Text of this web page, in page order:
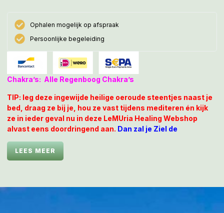
Ophalen mogelijk op afspraak
Persoonlijke begeleiding
Chakra’s: Alle Regenboog Chakra’s
TIP: leg deze ingewijde heilige oeroude steentjes naast je
bed, draag ze bij je, hou ze vast tijdens mediteren én kijk
ze in ieder geval nu in deze LeMUria Healing Webshop
alvast eens doordringend aan. Dan zal je Ziel de
wijze Hyperboreeër Ziel bent
gevonden, zoals op het kleine Schotse eiland IONA, waar
LEES MEER